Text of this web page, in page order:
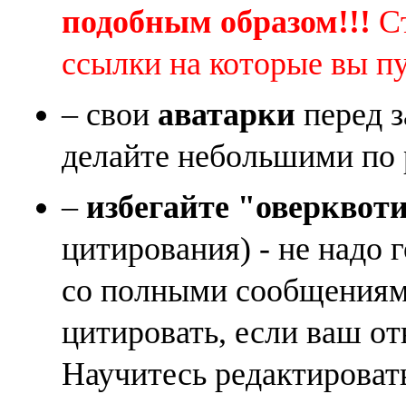
подобным образом!!!
ссылки на которые вы
– свои аватарки перед
делайте небольшими по
– избегайте
цитирования) - не надо
со полными
цитировать, если ваш
Научитесь